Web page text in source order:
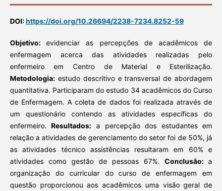
DOI:https://doi.org/10.26694/2238-7234.8252-59
Objetivo:evidenciar as percepções de acadêmicos de
enfermagem acerca das atividades realizadas pelo
enfermeiro em Centro de Material e Esterilização.
Metodologia:estudo descritivo e transversal de abordagem
quantitativa. Participaram do estudo 34 acadêmicos do Curso
de Enfermagem. A coleta de dados foi realizada através de
um questionário contendo as atividades específicas do
enfermeiro.Resultados: a percepção dos estudantes em
relação a atividades de gerenciamento do setor foi de 50%, já
as atividades técnico assistências resultaram em 60% e
atividades como gestão de pessoas 67%.Conclusão:a
organização do curricular do curso de enfermagem em
questão proporcionou aos acadêmicos uma visão geral de